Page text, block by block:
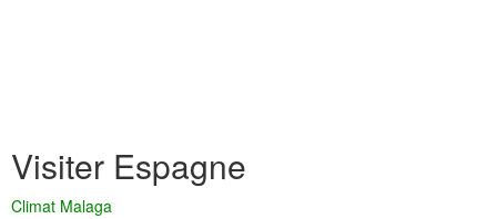
Visiter Espagne
Climat Malaga